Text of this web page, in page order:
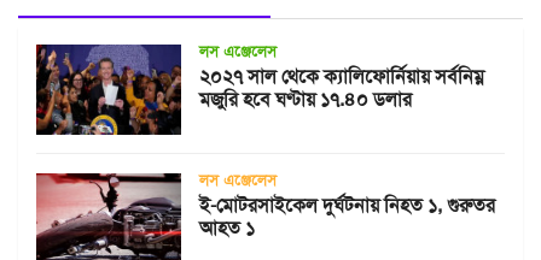
লস এঞ্জেলেস
২০২৭ সাল থেকে ক্যালিফোর্নিয়ায় সর্বনিম্ন
মজুরি হবে ঘণ্টায় ১৭.৪০ ডলার
লস এঞ্জেলেস
ই-মোটরসাইকেল দুর্ঘটনায় নিহত ১, গুরুতর
আহত ১